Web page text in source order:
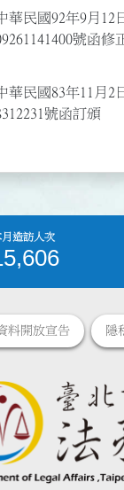
華民國92年9月12
號函修
華民國83年11月2
號函訂頒
月造訪人次
料開放宣告 隱